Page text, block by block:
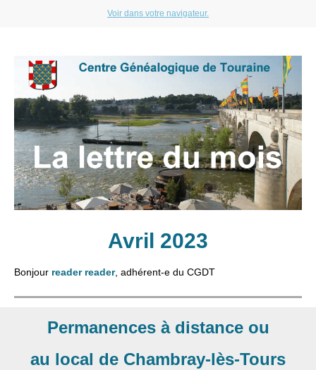
Voir dans votre navigateur.
Avril 2023
Bonjour reader reader, adhérent-e du CGDT
Permanences à distance ou
au local de Chambray-lès-Tours